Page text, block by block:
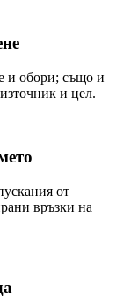
и обори; също и
и цел.
от
връзки на